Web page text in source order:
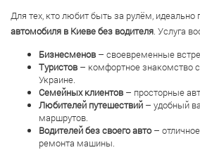
Для тех, кто любит быть за рулём, идеально
автомобиля в Киеве без водителя . Услуга
Бизнесменов – своевременные
Туристов – комфортное знакомство
Украине.
Семейных клиентов – просторные
Любителей путешествий – удобный
маршрутов.
Водителей без своего авто–
ремонта машины.